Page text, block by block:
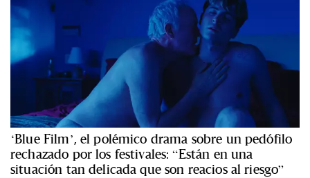
‘Blue Film’, el polémico drama sobre un pedófilo
rechazado por los festivales: “Están en una
situación tan delicada que son reacios al riesgo”